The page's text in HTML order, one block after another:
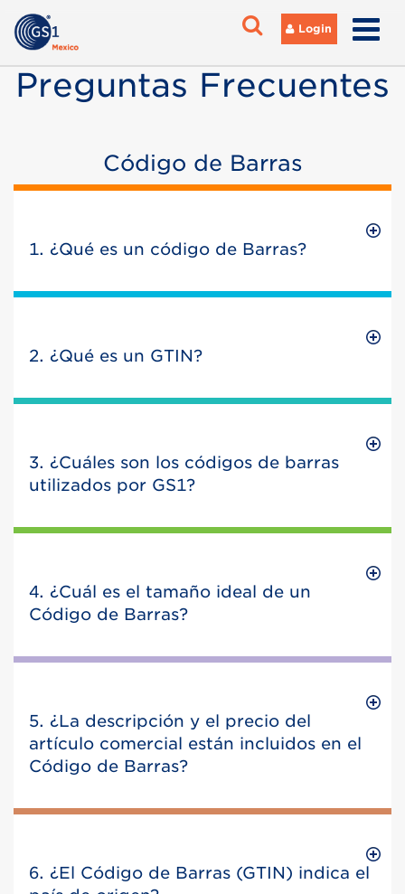
Login
Preguntas Frecuentes
Código de Barras
1. ¿Qué es un código de Barras?
2. ¿Qué es un GTIN?
3. ¿Cuáles son los códigos de barras
utilizados por GS1?
4. ¿Cuál es el tamaño ideal de un
Código de Barras?
5. ¿La descripción y el precio del
artículo comercial están incluidos en el
Código de Barras?
6. ¿El Código de Barras (GTIN) indica el